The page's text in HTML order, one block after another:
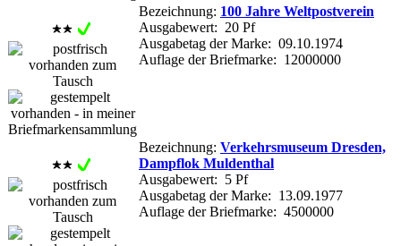
Bezeichnung: 100 Jahre Weltpostverein
Ausgabewert: 20 Pf
Ausgabetag der Marke: 09.10.1974
Auflage der Briefmarke: 12000000
Bezeichnung: Verkehrsmuseum Dresden,
Dampflok Muldenthal
Ausgabewert: 5 Pf
Ausgabetag der Marke: 13.09.1977
Auflage der Briefmarke: 4500000